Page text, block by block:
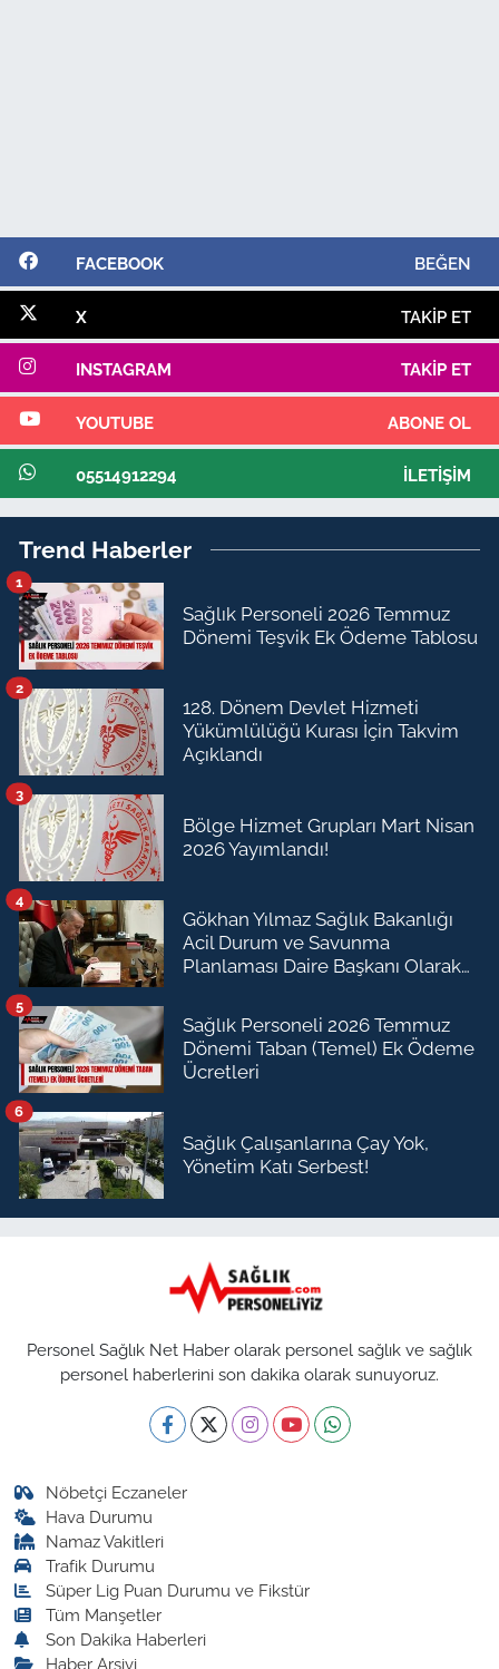
FACEBOOK BEĞEN
X TAKIP ET
INSTAGRAM TAKIP ET
YOUTUBE ABONE OL
05514912294 İLETIŞIM
Trend Haberler
Sağlık Personeli 2026 Temmuz
Dönemi Teşvik Ek Ödeme Tablosu
1
128. Dönem Devlet Hizmeti
Yükümlülüğü Kurası İçin Takvim
Açıklandı
2
Bölge Hizmet Grupları Mart Nisan
2026 Yayımlandı!
3
Gökhan Yılmaz Sağlık Bakanlığı
Acil Durum ve Savunma
Planlaması Daire Başkanı Olarak
4
Sağlık Personeli 2026 Temmuz
Dönemi Taban (Temel) Ek Ödeme
Ücretleri
5
Sağlık Çalışanlarına Çay Yok,
Yönetim Katı Serbest!
6
Personel Sağlık Net Haber olarak personel sağlık ve sağlık
personel haberlerini son dakika olarak sunuyoruz.
Nöbetçi Eczaneler
Hava Durumu
Namaz Vakitleri
Trafik Durumu
Süper Lig Puan Durumu ve Fikstür
Tüm Manşetler
Son Dakika Haberleri
Haber Arşivi